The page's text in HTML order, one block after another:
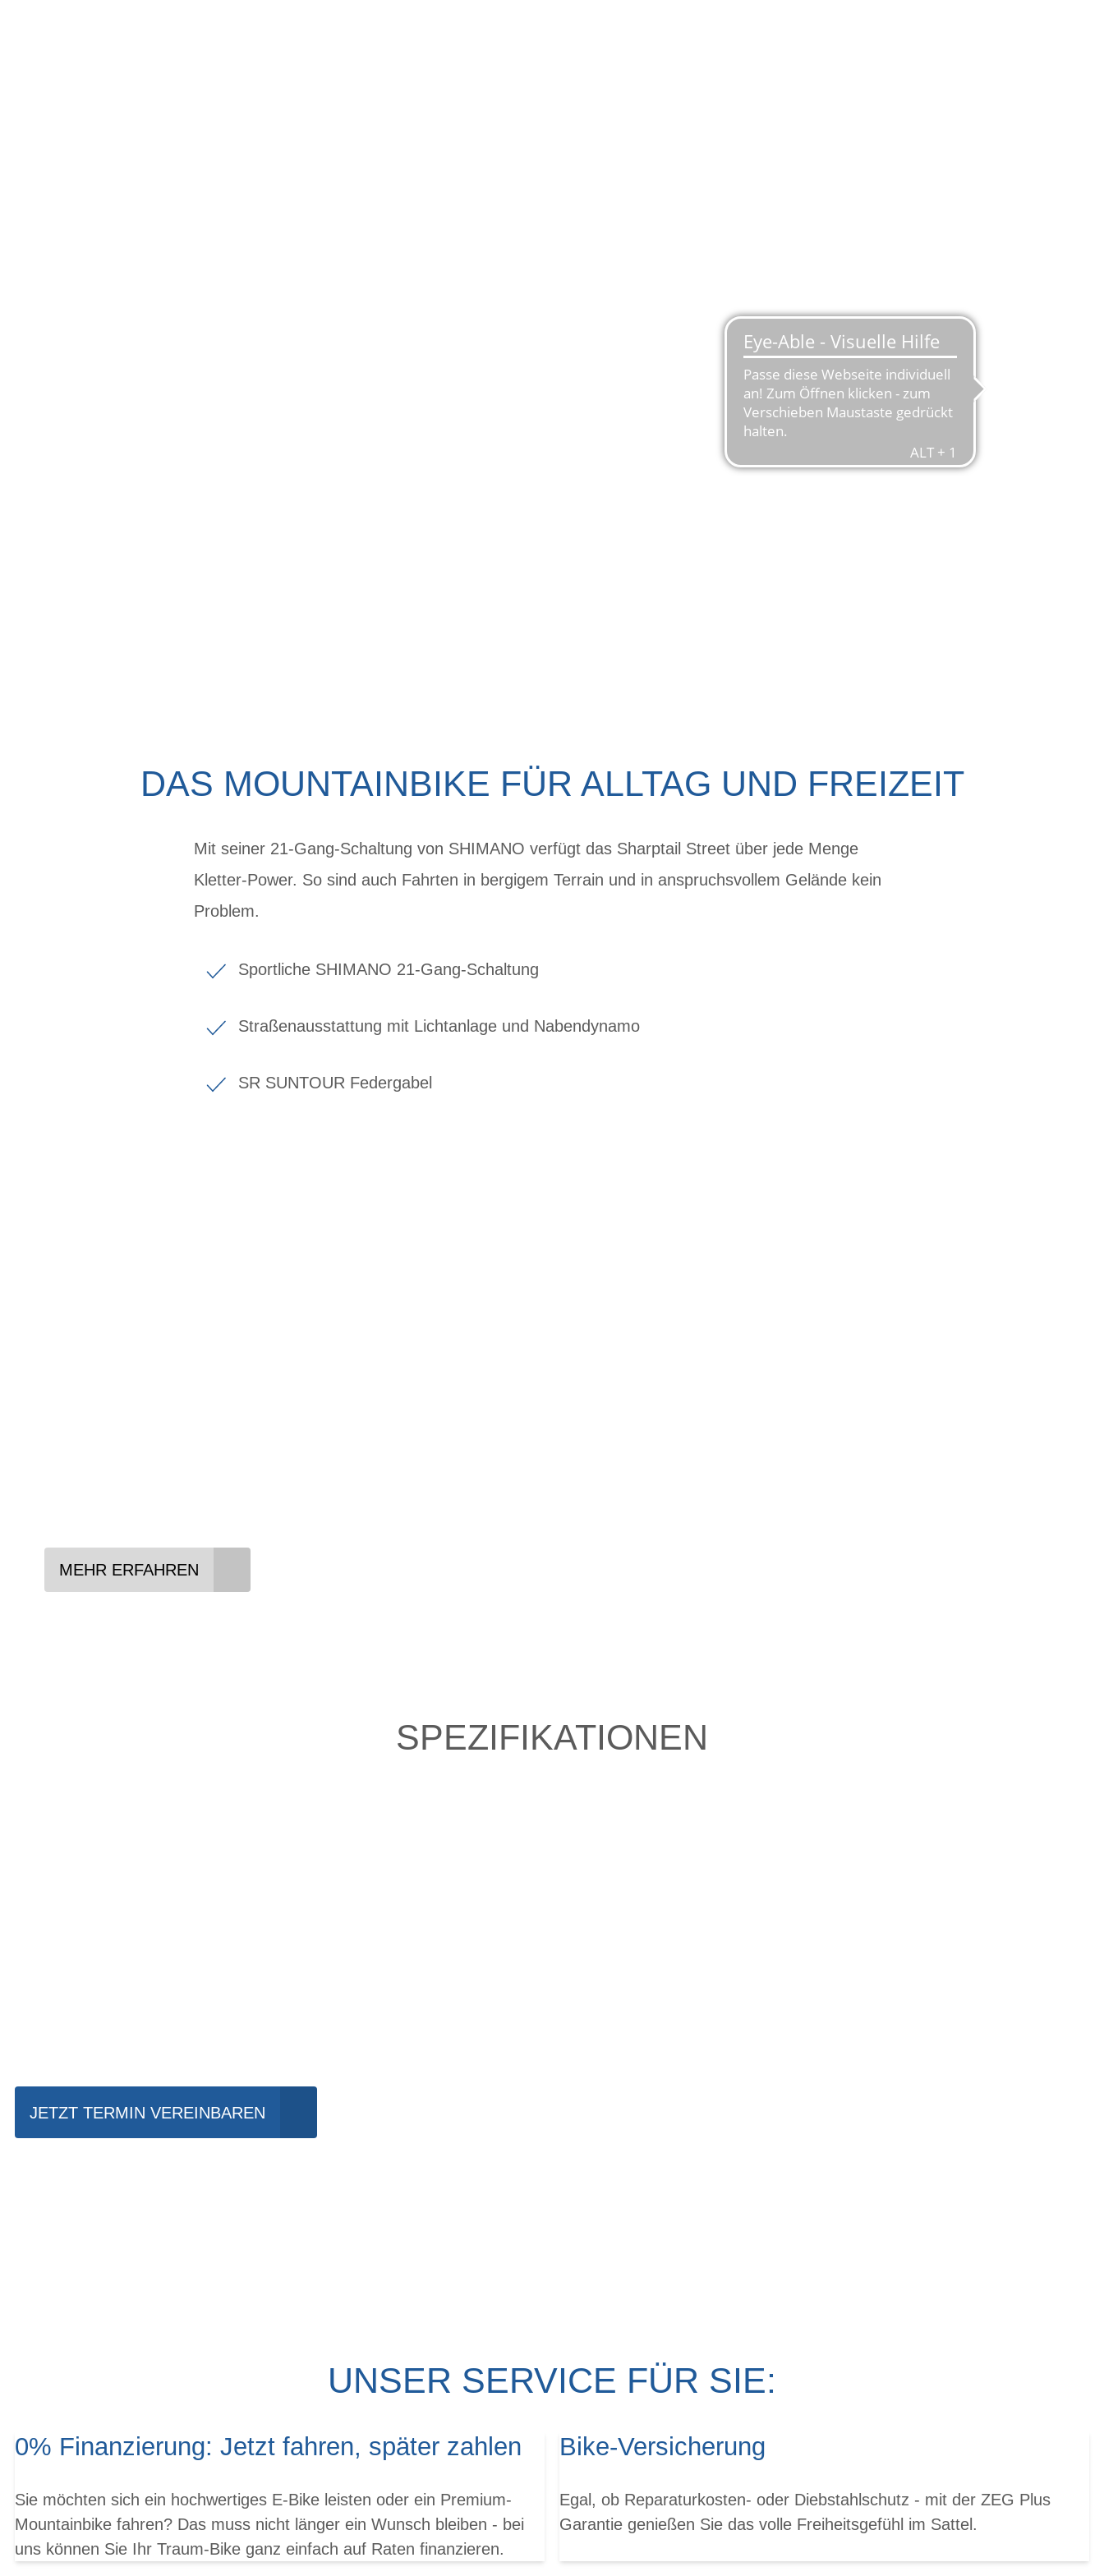
DAS MOUNTAINBIKE FÜR ALLTAG UND FREIZEIT
Mit seiner 21-Gang-Schaltung von SHIMANO verfügt das Sharptail Street über jede Menge
Kletter-Power. So sind auch Fahrten in bergigem Terrain und in anspruchsvollem Gelände kein
Problem.
Sportliche SHIMANO 21-Gang-Schaltung
Straßenausstattung mit Lichtanlage und Nabendynamo
SR SUNTOUR Federgabel
MEHR ERFAHREN
SPEZIFIKATIONEN
JETZT TERMIN VEREINBAREN
UNSER SERVICE FÜR SIE:
0% Finanzierung: Jetzt fahren, später zahlen
Sie möchten sich ein hochwertiges E-Bike leisten oder ein Premium-
Mountainbike fahren? Das muss nicht länger ein Wunsch bleiben - bei
uns können Sie Ihr Traum-Bike ganz einfach auf Raten finanzieren.
Bike-Versicherung
Egal, ob Reparaturkosten- oder Diebstahlschutz - mit der ZEG Plus
Garantie genießen Sie das volle Freiheitsgefühl im Sattel.